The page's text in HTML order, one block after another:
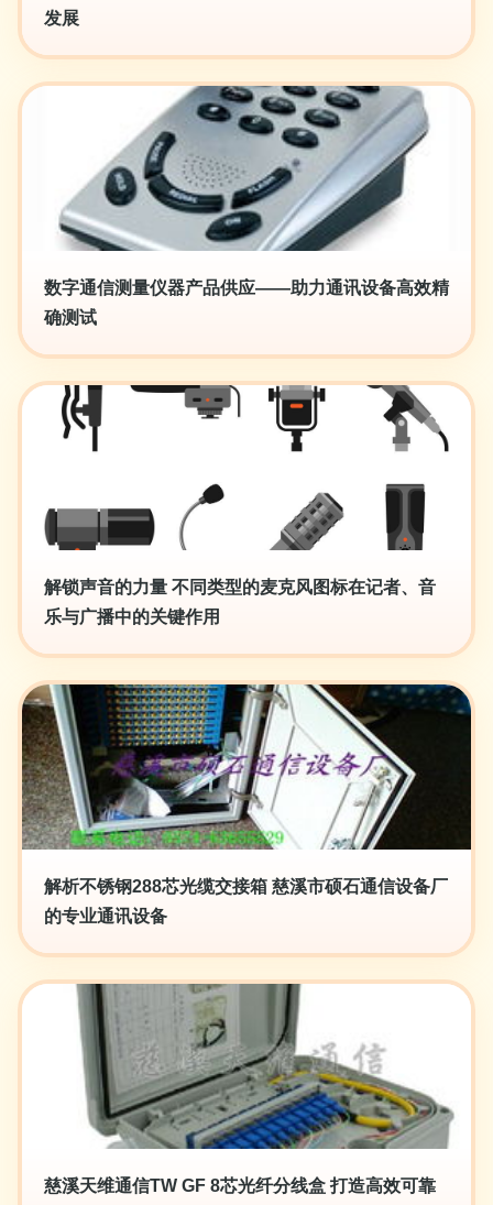
发展
数字通信测量仪器产品供应——助力通讯设备高效精
确测试
解锁声音的力量 不同类型的麦克风图标在记者、音
乐与广播中的关键作用
解析不锈钢288芯光缆交接箱 慈溪市硕石通信设备厂
的专业通讯设备
慈溪天维通信TW GF 8芯光纤分线盒 打造高效可靠